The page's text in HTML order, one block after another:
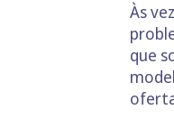
Às
que